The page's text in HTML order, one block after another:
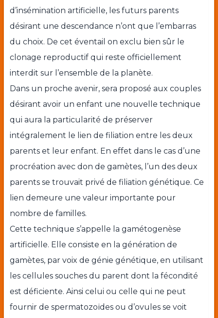
d’insémination artificielle, les futurs parents
désirant une descendance n’ont que l’embarras
du choix. De cet éventail on exclu bien sûr le
clonage reproductif qui reste officiellement
interdit sur l’ensemble de la planète.
Dans un proche avenir, sera proposé aux couples
désirant avoir un enfant une nouvelle technique
qui aura la particularité de préserver
intégralement le lien de filiation entre les deux
parents et leur enfant. En effet dans le cas d’une
procréation avec don de gamètes, l’un des deux
parents se trouvait privé de filiation génétique. Ce
lien demeure une valeur importante pour
nombre de familles.
Cette technique s’appelle la gamétogenèse
artificielle. Elle consiste en la génération de
gamètes, par voix de génie génétique, en utilisant
les cellules souches du parent dont la fécondité
est déficiente. Ainsi celui ou celle qui ne peut
fournir de spermatozoïdes ou d’ovules se voit